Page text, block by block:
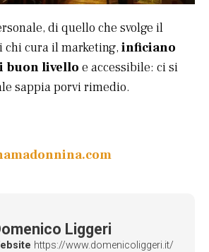
di quello che svolge il
chi cura il marketing, inficiano
buon livello e accessibile: ci si
sappia porvi rimedio.
Liggeri
https://www.domenicoliggeri.it/